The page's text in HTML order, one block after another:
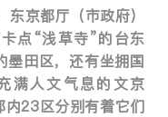
京都厅（市政府）
点“浅草寺”的台东
墨田区，还有坐拥国
满人文气息的文京
23区分别有着它们